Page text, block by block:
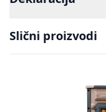
Slični proizvodi